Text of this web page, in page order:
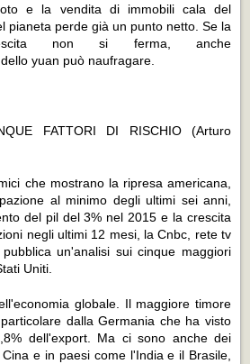
e la vendita di immobili cala del
pianeta perde già un punto netto. Se la
non si ferma, anche
yuan può naufragare.
FATTORI DI RISCHIO (Arturo
che mostrano la ripresa americana,
al minimo degli ultimi sei anni,
del pil del 3% nel 2015 e la crescita
negli ultimi 12 mesi, la Cnbc, rete tv
un'analisi sui cinque maggiori
Uniti.
globale. Il maggiore timore
dalla Germania che ha visto
dell'export. Ma ci sono anche dei
e in paesi come l'India e il Brasile,